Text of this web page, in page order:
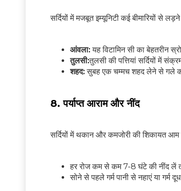
सर्दियों में मजबूत इम्यूनिटी कई बीमारियों से
आंवला:यह विटामिन सी का बेहतरीन
तुलसी:तुलसी की पत्तियां सर्दियों में
शहद:सुबह एक चम्मच शहद लेने से गले
8. पर्याप्त आराम और नींद
सर्दियों में थकान और कमजोरी की शिकायत
हर रोज कम से कम 7-8 घंटे की नींद लें
सोने से पहले गर्म पानी से नहाएं या